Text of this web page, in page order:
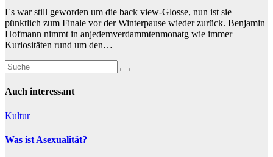
Es war still geworden um die back view-Glosse, nun ist sie
pünktlich zum Finale vor der Winterpause wieder zurück. Benjamin
Hofmann nimmt in anjedemverdammtenmonatg wie immer
Kuriositäten rund um den…
Auch interessant
Kultur
Was ist Asexualität?